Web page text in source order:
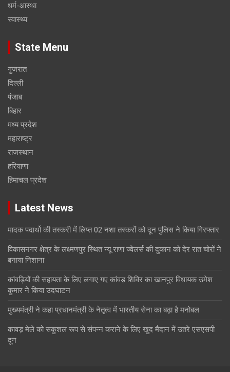
धर्म-आस्था
स्वास्थ्य
State Menu
गुजरात
दिल्ली
पंजाब
बिहार
मध्य प्रदेश
महाराष्ट्र
राजस्थान
हरियाणा
हिमाचल प्रदेश
Latest News
मादक पदार्थो की तस्करी में लिप्त 02 नशा तस्करों को दून पुलिस ने किया गिरफ्तार
विकासनगर क्षेत्र के लक्ष्मणपुर स्थित न्यू राणा ज्वेलर्स की दुकान को देर रात चोरों ने
बनाया निशाना
कांवड़ियों की सहायता के लिए लगाए गए कांवड़ शिविर का खानपुर विधायक उमेश
कुमार ने किया उदघाटन
मुख्यमंत्री ने कहा प्रधानमंत्री के नेतृत्व में भारतीय सेना का बढ़ा है मनोबल
कावड़ मेले को सकुशल रूप से संपन्न कराने के लिए खुद मैदान में उतरे एसएसपी
दून